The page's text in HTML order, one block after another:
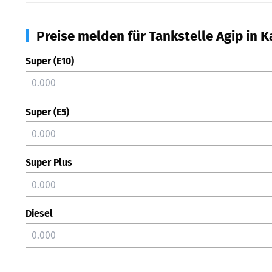
Preise melden für Tankstelle Agip in
Super (E10)
Super (E5)
Super Plus
Diesel